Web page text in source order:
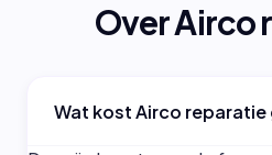
Over Airco
Wat kost Airco reparatie